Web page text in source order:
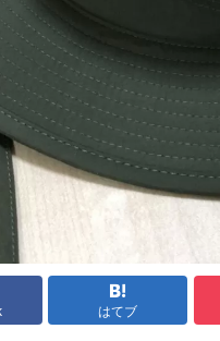
はてブ